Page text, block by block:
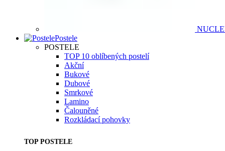
Postele
POSTELE
TOP 10 oblíbených postelí
Akční
Bukové
Dubové
Smrkové
Lamino
Čalouněné
Rozkládací pohovky
TOP POSTELE